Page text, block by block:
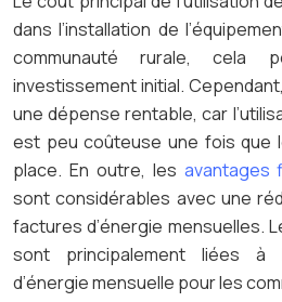
dans l’installation de
communauté rurale, cela
investissement initial.
une dépense rentable, car
est peu coûteuse une fois que
place. En outre, les avantages
sont considérables avec une
factures d’énergie mensuelles.
sont principalement liées à
d’énergie mensuelle pour les